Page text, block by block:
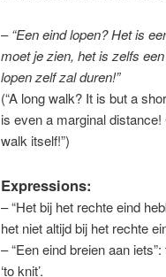
–“Een eind lopen? Het is
moet je zien, het is zelfs
lopen zelf zal duren!”
(“A long walk? It is but a
is even a marginal
walk itself!”)
Expressions:
– “Het bij het rechte eind
het niet altijd bij het rechte
– “Een eind breien aan
‘to knit’.